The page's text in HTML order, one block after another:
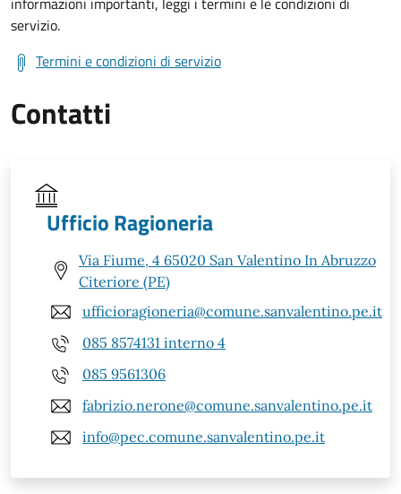
servizio.
Termini e condizioni di servizio
Contatti
Ufficio Ragioneria
Via Fiume, 4 65020 San Valentino In Abruzzo
Citeriore (PE)
ufficioragioneria@comune.sanvalentino.pe.it
085 8574131 interno 4
085 9561306
fabrizio.nerone@comune.sanvalentino.pe.it
info@pec.comune.sanvalentino.pe.it